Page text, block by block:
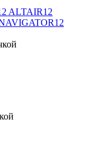
ALTAIR12
12